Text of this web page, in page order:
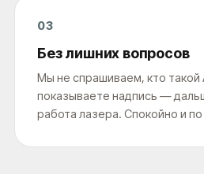
03
Без лишних вопросов
Мы не спрашиваем, кто такой
показываете надпись —
работа лазера. Спокойно и по